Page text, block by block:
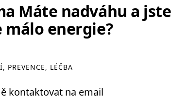
Máte nadváhu a jste
málo energie?
PREVENCE, LÉČBA
kontaktovat na email